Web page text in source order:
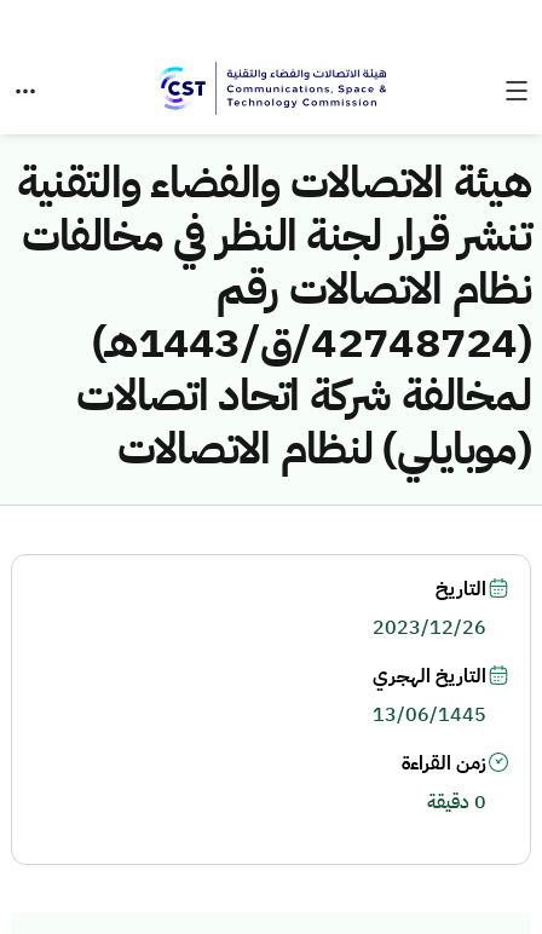
هيئة الاتصالات والفضاء والتقنية
تنشر قرار لجنة النظر في مخالفات
نظام الاتصالات رقم
(42748724/ق/1443هـ)
لمخالفة شركة اتحاد اتصالات
(موبايلي) لنظام الاتصالات
التاريخ
2023/12/26
التاريخ الهجري
13/06/1445
زمن القراءة
0 دقيقة